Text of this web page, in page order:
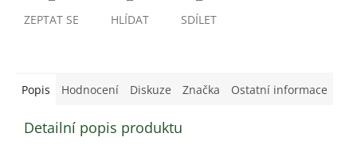
ZEPTAT SE HLÍDAT SDÍLET
Popis Hodnocení Diskuze Značka Ostatní informace
Detailní popis produktu